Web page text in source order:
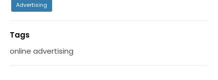
Advertising
Tags
online advertising